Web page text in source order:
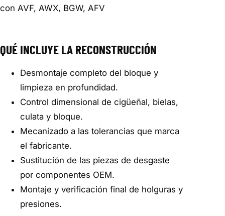
con AVF, AWX, BGW, AFV
QUÉ INCLUYE LA RECONSTRUCCIÓN
Desmontaje completo del bloque y
limpieza en profundidad.
Control dimensional de cigüeñal, bielas,
culata y bloque.
Mecanizado a las tolerancias que marca
el fabricante.
Sustitución de las piezas de desgaste
por componentes OEM.
Montaje y verificación final de holguras y
presiones.